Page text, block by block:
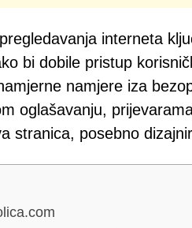
interneta
bi dobile pristup
namjere iza
oglašavanju,
stranica, posebno